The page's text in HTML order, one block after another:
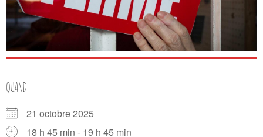
QUAND
21 octobre 2025
18 h 45 min - 19 h 45 min